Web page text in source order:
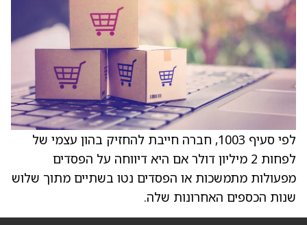
לפי סעיף 1003, חברה חייבת להחזיק בהון עצמי של
לפחות 2 מיליון דולר אם היא דיווחה על הפסדים
מפעולות מתמשכות או הפסדים נטו בשתיים מתוך שלוש
שנות הכספים האחרונות שלה.